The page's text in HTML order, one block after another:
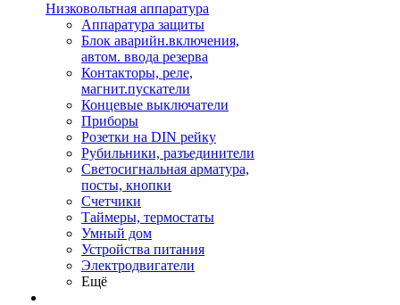
Низковольтная аппаратура
Аппаратура защиты
Блок аварийн.включения,
автом. ввода резерва
Контакторы, реле,
магнит.пускатели
Концевые выключатели
Приборы
Розетки на DIN рейку
Рубильники, разъединители
Светосигнальная арматура,
посты, кнопки
Счетчики
Таймеры, термостаты
Умный дом
Устройства питания
Электродвигатели
Ещё